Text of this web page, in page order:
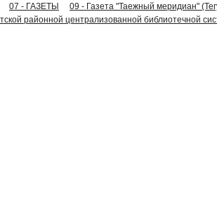
07 - ГАЗЕТЫ
09 - Газета "Таежный меридиан"
районной централизованной библиотечной